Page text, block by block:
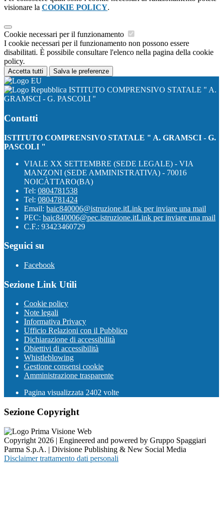
visionare la COOKIE POLICY.
Cookie necessari per il funzionamento
I cookie necessari per il funzionamento non possono essere
disabilitati. È possibile consultare l'elenco nella pagina della cookie
policy.
Accetta tutti Salva le preferenze
ISTITUTO COMPRENSIVO STATALE " A.
GRAMSCI - G. PASCOLI "
Contatti
ISTITUTO COMPRENSIVO STATALE " A. GRAMSCI - G.
PASCOLI "
VIALE XX SETTEMBRE (SEDE LEGALE) - VIA
MANZONI (SEDE AMMINISTRATIVA) - 70016
NOICÀTTARO(BA)
Tel: 0804781538
Tel: 0804781424
Email: baic840006@istruzione.itLink per inviare una mail
PEC: baic840006@pec.istruzione.itLink per inviare una mail
C.F.: 93423460729
Seguici su
Facebook
Sezione Link Utili
Cookie policy
Note legali
Informativa Privacy
Ufficio Relazioni con il Pubblico
Dichiarazione di accessibilità
Obiettivi di accessibilità
Whistleblowing
Gestione consensi cookie
Amministrazione trasparente
Pagina visualizzata 2402 volte
Sezione Copyright
Copyright 2026 | Engineered and powered by Gruppo Spaggiari
Parma S.p.A. | Divisione Publishing & New Social Media
Disclaimer trattamento dati personali